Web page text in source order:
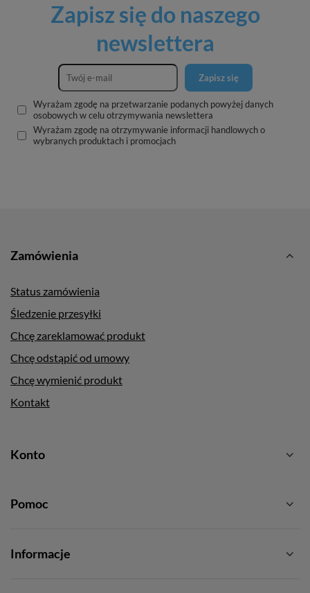
Zapisz się do naszego
newslettera
Zapisz się
Wyrażam zgodę na przetwarzanie podanych powyżej danych
osobowych w celu otrzymywania newslettera
Wyrażam zgodę na otrzymywanie informacji handlowych o
wybranych produktach i promocjach
Zamówienia
Status zamówienia
Śledzenie przesyłki
Chcę zareklamować produkt
Chcę odstąpić od umowy
Chcę wymienić produkt
Kontakt
Konto
Pomoc
Informacje